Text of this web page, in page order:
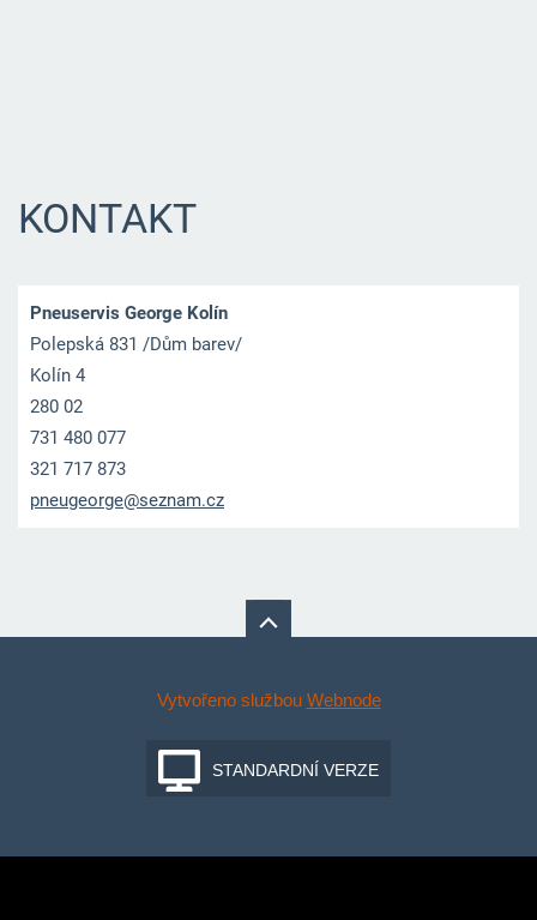
KONTAKT
Pneuservis George Kolín
Polepská 831 /Dům barev/
Kolín 4
280 02
731 480 077
321 717 873
pneugeorge@seznam.cz
Vytvořeno službou Webnode
STANDARDNÍ VERZE